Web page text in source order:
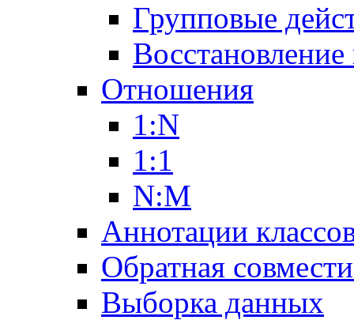
Групповые
Отношения
1:N
1:1
N:M
Аннотации
Обратная
Выборка данных